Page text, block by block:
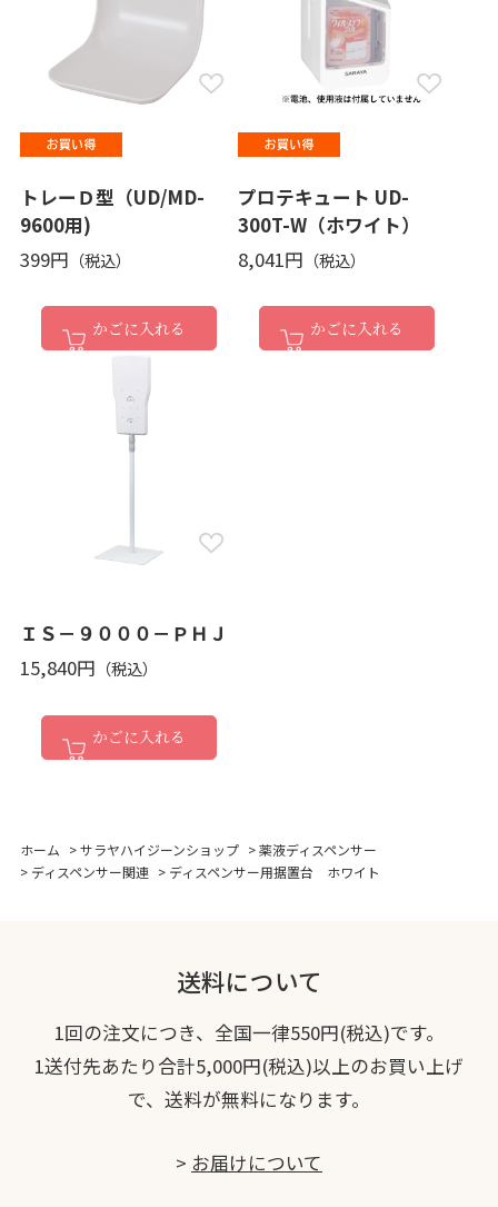
トレーＤ型（UD/MD-
9600用)
399円
かごに入れる
プロテキュート UD-
300T-W（ホワイト）
8,041円
かごに入れる
ＩＳ－９０００－ＰＨＪ
15,840円
かごに入れる
ホーム >サラヤハイジーンショップ >薬液ディスペンサー
> ディスペンサー関連 > ディスペンサー用据置台 ホワイト
送料について
1回の注文につき、全国一律550円(税込)です。
1送付先あたり合計5,000円(税込)以上のお買い上げ
で、送料が無料になります。
> お届けについて